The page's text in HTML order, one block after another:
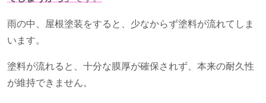
雨の中、屋根塗装をすると、少なからず塗料が流れてしま
います。
塗料が流れると、十分な膜厚が確保されず、本来の耐久性
が維持できません。